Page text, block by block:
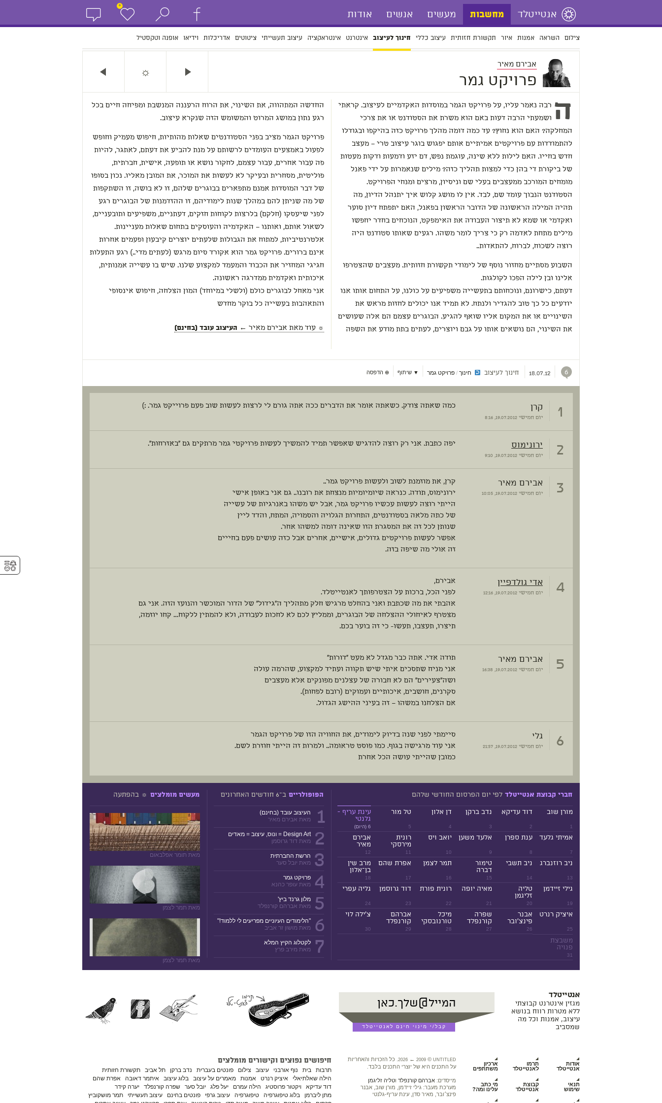
אנטייטלד מחשבות מעשים אנשים אודות
+
צילום השראה אמנות איור תקשורת חזותית עיצוב כללי חינוך לעיצוב אינטרנט אינטראקציה עיצוב תעשייתי ציטוטים אדריכלות וידיאו אופנה וטקסטיל
אבירם מאיר
פרויקט גמר ☼
ה רבה נאמר עליו, על פרויקט הגמר במוסדות האקדמיים לעיצוב. קראתי
ושמעתי הרבה דעות באם הוא משרת את הסטודנט או את צרכי
המחלקה? האם הוא נחוץ? עד כמה דומה מהלך פרויקט כזה בהיקפו ובגודלו
להתמודדות עם פרויקטים אמיתיים אותם יפגוש בוגר עיצוב טרי – מעצב
חדש בחייו. האם לילות ללא שינה, עוגמת נפש, דם יזע ודמעות ודקות מעטות
של ביקורת די בהן כדי למצות תהליך כזה? מילים שנאמרות על ידי פאנל
מומחים המורכב ממעצבים בעלי שם וניסיון, מרצים ומנחי הפרויקט.
הסטודנט הנבוך עומד שם, לבד. אין לו מושג קלוש איך יתנהל הדיון, מה
תהיה המילה הראשונה של הדובר הראשון בפאנל, האם יתפתח דיון סוער
ואקדמי או שמא לא תיצור העבודה את האימפקט, הנוכחים בחדר יחפשו
מילים מתחת לאדמה רק כי צריך לומר משהו. רגעים שאותו סטודנט היה
רוצה לשכוח, לברוח, להתאדות..
השבוע מסתיים מחזור נוסף של לימודי תקשורת חזותית. מעצבים שהצטרפו
אלינו ובן לילה הפכו לקולגות.
דעתם, כישרונם, ונוכחותם בתעשייה משפיעים על כולנו, על התחום אותו אנו
יודעים כל כך טוב להגדיר ולנתח. לא תמיד אנו יכולים לחזות מראש את
השינויים או את המקום אליו שואף להגיע. הבוגרים עצמם הם אלה שעושים
את השינוי, הם נושאים אותו על גבם ויוצרים, לעתים בתת מודע את השפה
החדשה המתהווה, את השינוי, את הרוח הרעננה המנשבת ומפיחה חיים בכל
רגע נתון במושג המרוט והמשומש הזה שנקרא עיצוב.
פרויקט הגמר מציב בפני הסטודנטים שאלות מהותיות, חיפוש מעמיק וחופש
לפעול באמצעים העומדים לרשותם על מנת להביע את דעתם, לאתגר, להיות
פה עבור אחרים, עבור עצמם, לחקור נושא או תופעה, אישית, חברתית,
פוליטית, מסחרית ובעיקר לא לעשות את המוכר, את המובן מאליו. נכון בסופו
של דבר המוסדות אמנם מתפארים בבוגרים שלהם, זו לא בושה, זו השתקפות
של מה שניתן להם במהלך שנות לימודיהם, זו ההזדמנות של הבוגרים רגע
לפני שיעסקו (חלקם) בלרצות לקוחות חזקים, דעתניים, משפיעים ותובעניים,
לשאול אותם, ואותנו – האקדמיה והעוסקים בתחום שאלות מעניינות.
אלטרנטיביות, למתוח את הגבולות שלעתים יוצרים קיבעון ופעמים אחרות
אינם ברורים. פרויקט גמר הוא אקורד סיום מרגש (לעתים מדי..) רגע התעלות
חגיגי המחזיר את הכבוד והמעמד למקצוע שלנו. שיש בו עשייה אמנותית,
איכותית ואקדמית ממדרגה ראשונה.
אני מאחל לבוגרים כולם (ולשלי במיוחד) המון הצלחה, חיפוש אינסופי
והתאהבות בעשייה כל בוקר מחדש
☼ עוד מאת אבירם מאיר ← העיצוב עובד (בחינם)
6
18.07.12 חינוך לעיצוב חינוך/ פרויקט גמר ▼ שיתוף ⊕ הדפסה
1 קרן
יום חמישי
כמה שאתה צודק. כשאתה אומר את הדברים ככה אתה גורם לי לרצות לעשות שוב פעם פרוייקט גמר. :)
2 ירונימוס
יום חמישי
יפה כתבת. אני רק רוצה להדגיש שאפשר תמיד להמשיך לעשות פרויקטי גמר מרתקים גם "באזרחות".
3 אבירם מאיר
יום חמישי
קרן, את מוזמנת לשוב ולעשות פרויקט גמר..
ירונימוס, תודה. כנראה שיומיומיות מנצחת את רובנו.. גם אני באופן אישי
הייתי רוצה לעשות עכשיו פרויקט גמר, אבל יש משהו באנרגיות של עשייה
של כתה מלאה בסטודנטים, התחרות הגלויה והסמויה, המתח, והדד ליין
שנותן לכל זה את המסגרת הזו שאינה דומה למשהו אחר.
אפשר לעשות פרויקטים גדולים, אישיים, אחרים אבל כזה עושים פעם בחייים
זה אולי מה שיפה בזה.
4 אדי גולדפיין
יום חמישי
אבירם,
לפני הכל, ברכות על הצטרפותך לאנטייטלד.
אהבתי את מה שכתבת ואני בהחלט מרגיש חלק מתהליך ה״גידול״ של הדור המוכשר והנועז הזה. אני גם
מצטרף לאיחולי ההצלחה של הבוגרים, וממליץ לכם לא לחכות לעבודה, ולא להמתין ללקוח… קחו יוזמה,
תיצרו, תעצבו, תעשו- כי זה בוער בכם.
5 אבירם מאיר
יום חמישי
תודה אדי. אתה כבר מגדל לא מעט "דורות"
אני מניח שתסכים איתי שיש תקווה ועתיד למקצוע, שהרמה עולה
ושה"צעירים" הם לא חבורה של עצלנים מפונקים אלא מעצבים
סקרנים, חושבים, איכותיים ועמוקים (רובם לפחות).
אם הצלחנו במשהו – זה בעיני ההישג הגדול.
6 גלי
יום חמישי
סיימתי לפני שנה בדיוק לימודים, את החוויה הזו של פרויקט הגמר
אני עוד מרגישה בגוף. כמו פוסט טראומה.. ולמרות זה הייתי חוזרת לשם.
כמובן שהייתי עושה הכל אחרת
חברי קבוצת אנטייטלד לפי יום הפרסום החודשי שלהם
1
מורן שוב
2
דוד עדיקא
3
נדב ברקן
4
דן אלון
5
טל מור
6 (היום)
עינת עריף -
גלנטי
7
אמיתי גלעד
8
ענת ספרן
9
אלעד משען
10
יואב ויס
11
רונית
מירסקי
12
אבירם
מאיר
13
ניב רוזנברג
14
ניב תשבי
15
טימור
דברה
16
תמר לצמן
17
אפרת שהם
18
מרב שין
בן־אלון
19
גילי זיידמן
20
טליה
זליגמן
21
מאיה יופה
22
רונית פורת
23
דוד גרוסמן
24
גליה עפרי
25
איציק רנרט
26
אבנר
פינצ'ובר
27
שפרה
קורנפלד
28
מיכל
טורנובסקי
29
אברהם
קורנפלד
30
צ'ילה לוי
31
משבצת
פנויה
הפופולריים ב־6 חודשים האחרונים
1
העיצוב עובד (בחינם)
מאת אבירם מאיר
2
Design Art = ונוס, עיצוב = מאדים
מאת דוד גרוסמן
3
הרשת החברתית
מאת יובל סער
4
פרויקט גמר
מאת עופר כהנא
5
מלון גרנד ביץ'
מאת אברהם קורנפלד
6
"הלימודים העיוניים מפריעים לי ללמוד!"
מאת מושון זר אביב
7
לקטלוג הקיץ המלא
מאת מירב פרץ
מעשים מומלצים ☼ בהפתעה
מאת תומר אפלבאום
מאת תמר לצמן
מאת תמר לצמן
אנטייטלד
מגזין אינטרנט קבוצתי
ללא מטרות רווח בנושא
עיצוב, אמנות וכל מה
שמסביב
חיפושים נפוצים וקישורים מומלצים
תרבות בית נוף אורבני עיצוב צילום פונטים בעברית נדב ברקן תל אביב
תקשורת חזותית
הילה שאלתיאלי
איציק רנרט אמנות מאמרים על עיצוב בלוג עיצוב איתמר דאובה
אפרת שהם
דוד עדיקא
ויקטור פרוסטיג הילה עמרם יעל פלג יובל סער שפרה קורנפלד
יערה קידר
מתן ליברמן
בלוג טיפוגרפיה טיפוגרפיה עיצוב גרפי פונטים בחינם עיצוב תעשייתי
תמר מושקוביץ
אודות
אנטייטלד
תרמו
לאנטייטלד
ארכיון
משתתפים
תנאי
שימוש
קבוצת
אנטייטלד
מי כתב
עלינו ומה?
2026 ← 2009 © UNTITLED
. כל הזכויות והאחריות
על התכנים היא של יוצרי התכנים בלבד.
מייסדים: אברהם קורנפלד וטליה זליגמן
מערכת מעבר: גילי זיידמן, מורן שוב, אבנר
פינצ׳ובר, מאיר סדן, עינת עריף-גלנטי
⚥︎